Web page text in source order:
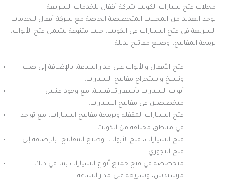
محلات فتح سيارات الكويت شركة أقفال للخدمات السريعة
توجد العديد من المحلات المتخصصة الخاصة مع شركة أقفال للخدمات
السريعة في فتح السيارات في الكويت، حيث متنوعة تشمل فتح الأبواب،
برمجة المفاتيح، وصنع مفاتيح بديلة.
فتح الأقفال والأبواب على مدار الساعة، بالإضافة إلى صب
ونسخ واستخراج مفاتيح السيارات.
أبواب السيارات بأسعار تنافسية، مع وجود فنيين
متخصصين في مفاتيح السيارات.
فتح السيارات المقفله وبرمجة مفاتيح السيارات، مع تواجد
في مناطق مختلفة من الكويت.
فتح السيارات، فتح الأبواب، وصنع المفاتيح، بالإضافة إلى
فتح التجوري.
متخصصة في فتح جميع أنواع السيارات بما في ذلك
مرسيدس، وسريعة على مدار الساعة.